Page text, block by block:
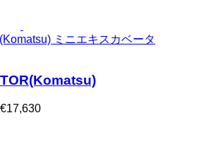
ミニエキスカベータ